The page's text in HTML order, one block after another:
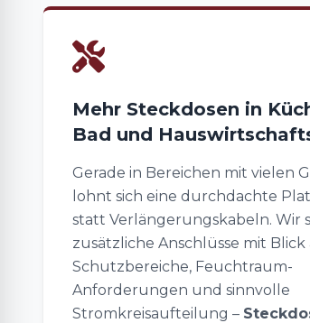
Mehr Steckdosen in
Bad und
Gerade in Bereichen mit vielen
lohnt sich eine durchdachte
statt Verlängerungskabeln. Wir
zusätzliche Anschlüsse mit Blick
Schutzbereiche, Feuchtraum-
Anforderungen und sinnvolle
Stromkreisaufteilung –